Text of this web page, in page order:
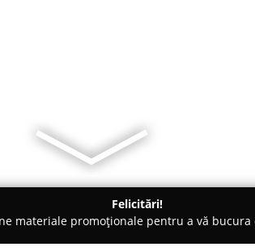
Felicitări!
materiale promoționale pentru a vă bucura